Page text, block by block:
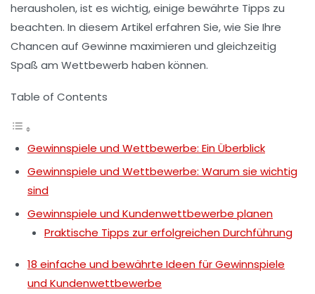
herausholen, ist es wichtig, einige bewährte Tipps zu
beachten. In diesem Artikel erfahren Sie, wie Sie Ihre
Chancen auf Gewinne maximieren und gleichzeitig
Spaß am Wettbewerb haben können.
Table of Contents
Gewinnspiele und Wettbewerbe: Ein Überblick
Gewinnspiele und Wettbewerbe: Warum sie wichtig
sind
Gewinnspiele und Kundenwettbewerbe planen
Praktische Tipps zur erfolgreichen Durchführung
18 einfache und bewährte Ideen für Gewinnspiele
und Kundenwettbewerbe